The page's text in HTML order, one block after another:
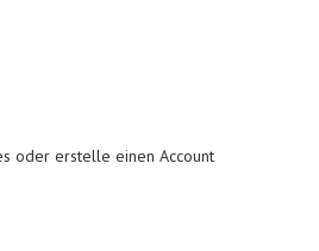
oder erstelle einen Account